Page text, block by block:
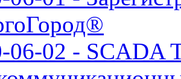
06-02 - SCADA